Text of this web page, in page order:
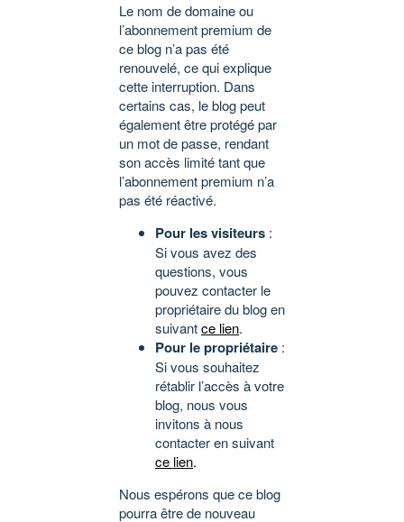
Le nom de domaine ou
l’abonnement premium de
ce blog n’a pas été
renouvelé, ce qui explique
cette interruption. Dans
certains cas, le blog peut
également être protégé par
un mot de passe, rendant
son accès limité tant que
l’abonnement premium n’a
pas été réactivé.
Pour les visiteurs :
Si vous avez des
questions, vous
pouvez contacter le
propriétaire du blog en
suivantce lien.
Pour le propriétaire :
Si vous souhaitez
rétablir l’accès à votre
blog, nous vous
invitons à nous
contacter en suivant
ce lien.
Nous espérons que ce blog
pourra être de nouveau